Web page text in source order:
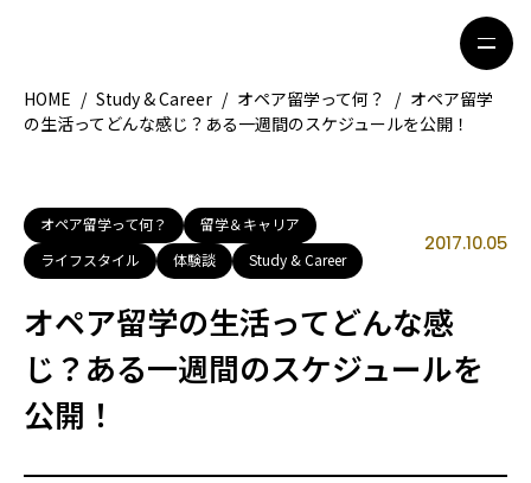
地域別ガイド
グルメ
観光ガイド
留学＆キャリア
ライフスタイル
著者一覧
ライター募集
HOME / Study & Career / オペア留学って何？ / オペア留学
の生活ってどんな感じ？ある一週間のスケジュールを公開！
オペア留学って何？
留学＆キャリア
ライフスタイル
体験談 Study & Career
2017.10.05
オペア留学の生活ってどんな感
じ？ある一週間のスケジュールを
公開！